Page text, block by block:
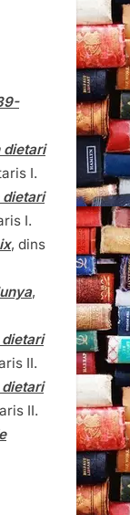
dietari
I.
dietari
I.
, dins
,
dietari
II.
dietari
II.